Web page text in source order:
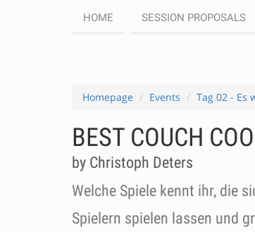
HOME SESSION PROPOSALS
Homepage Events Tag 02 - Es
BEST COUCH
by Christoph Deters
Welche Spiele kennt ihr, die
Spielern spielen lassen und